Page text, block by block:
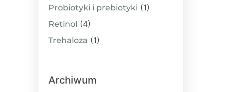
Probiotyki i prebiotyki (1)
Retinol (4)
Trehaloza (1)
Archiwum